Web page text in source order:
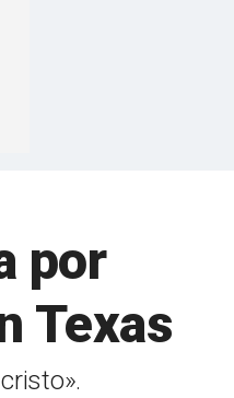
por
Texas